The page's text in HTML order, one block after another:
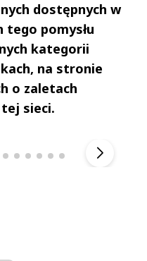
dostępnych w
pomysłu
kategorii
na stronie
o zaletach
sieci.